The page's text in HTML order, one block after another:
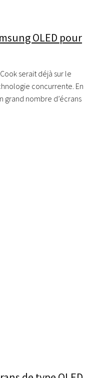
OLED pour
serait déjà sur le
concurrente. En
grand nombre d’écrans